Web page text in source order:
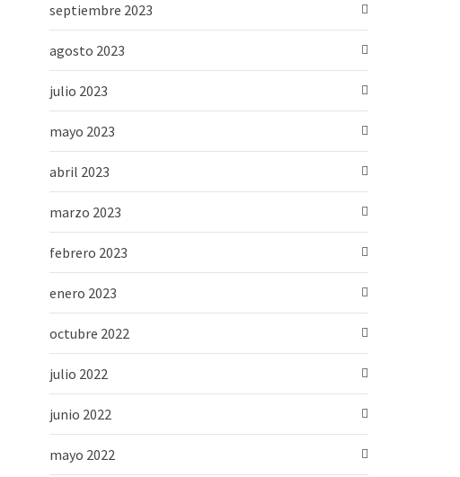
septiembre 2023
agosto 2023
julio 2023
mayo 2023
abril 2023
marzo 2023
febrero 2023
enero 2023
octubre 2022
julio 2022
junio 2022
mayo 2022